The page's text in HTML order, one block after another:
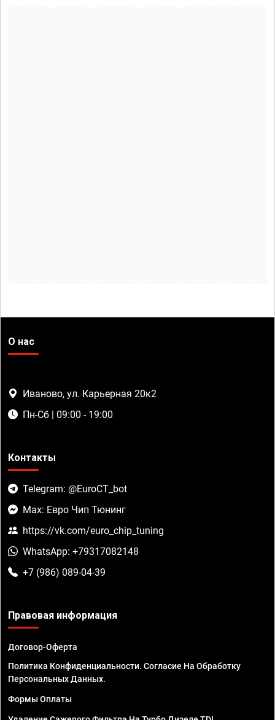
О нас
Иваново, ул. Карьерная 20к2
Пн-Сб | 09:00 - 19:00
Контакты
Telegram: @EuroCT_bot
Max: Евро Чип Тюнинг
https://vk.com/euro_chip_tuning
WhatsApp: +79317082148
+7 (986) 089-04-39
Правовая информация
Договор-Оферта
Политика Конфиденциальности. Согласие На Обработку
Персональных Данных.
Формы Оплаты